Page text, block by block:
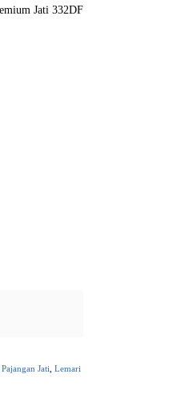
Jati Lemari